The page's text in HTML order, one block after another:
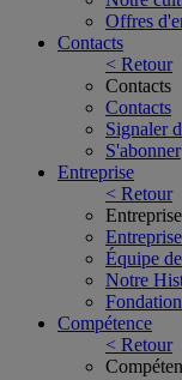
Offres
Contacts
< Retour
Contacts
Contacts
Signaler
S'abonner
Entreprise
< Retour
Entreprise
Entreprise
Équipe
Notre
Compétence
< Retour